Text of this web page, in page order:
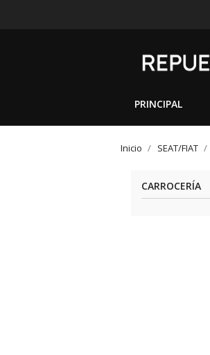
PRINCIPAL
Inicio SEAT/FIAT
CARROCERÍA